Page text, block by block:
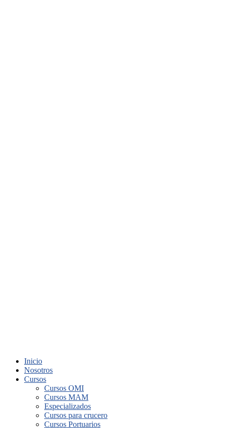
Inicio
Nosotros
Cursos
Cursos OMI
Cursos MAM
Especializados
Cursos para crucero
Cursos Portuarios